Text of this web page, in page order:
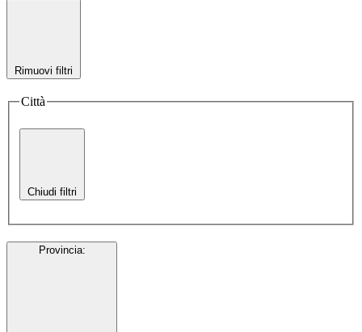
Rimuovi filtri
Città
Chiudi filtri
Provincia: